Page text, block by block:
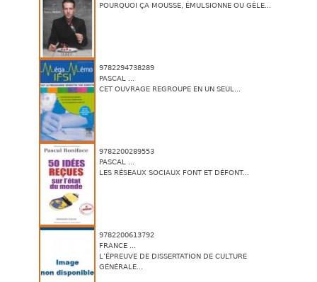
POURQUOI ÇA MOUSSE, ÉMULSIONNE OU GÈLE...
9782294738289
PASCAL ...
CET OUVRAGE REGROUPE EN UN SEUL...
9782200289553
PASCAL ...
LES RÉSEAUX SOCIAUX FONT ET DÉFONT...
9782200613792
FRANCE ...
L’ÉPREUVE DE DISSERTATION DE CULTURE
GÉNÉRALE...